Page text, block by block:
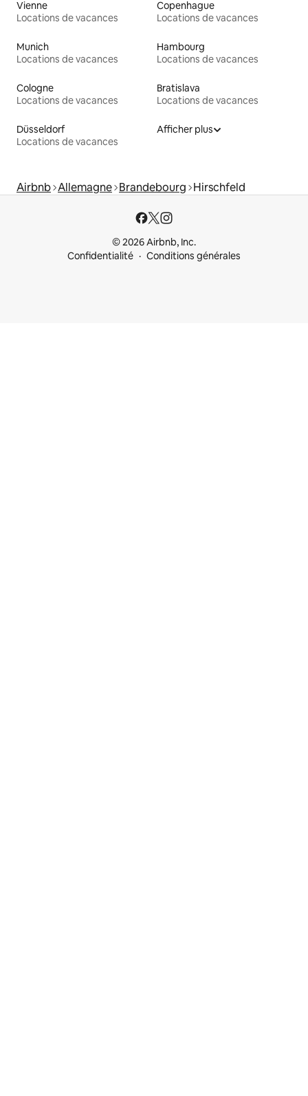
Vienne
Locations de vacances
Copenhague
Locations de vacances
Munich
Locations de vacances
Hambourg
Locations de vacances
Cologne
Locations de vacances
Bratislava
Locations de vacances
Düsseldorf
Locations de vacances
Afficher plus
Airbnb Allemagne Brandebourg Hirschfeld
© 2026 Airbnb, Inc.
Confidentialité
Conditions générales